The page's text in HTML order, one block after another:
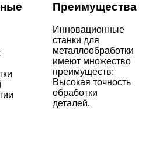
Преимущества
Инновационные
станки для
металлообработки
имеют множество
преимуществ:
Высокая точность
обработки
деталей.